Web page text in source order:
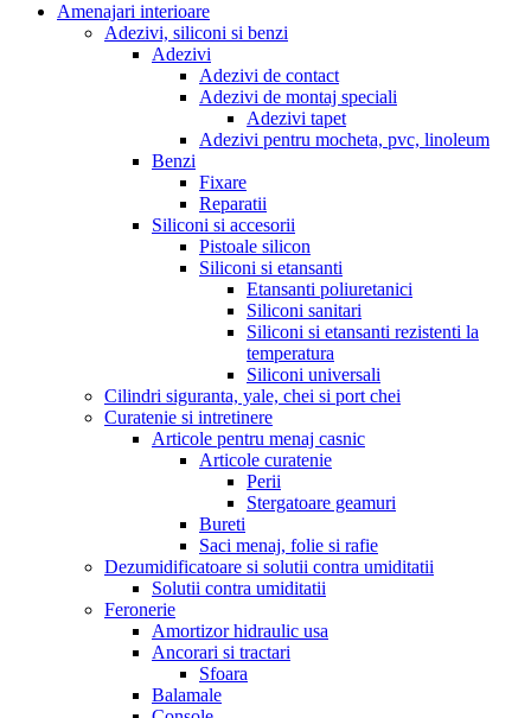
Amenajari interioare
Adezivi, siliconi si benzi
Adezivi
Adezivi de contact
Adezivi de montaj speciali
Adezivi tapet
Adezivi pentru mocheta, pvc, linoleum
Benzi
Fixare
Reparatii
Siliconi si accesorii
Pistoale silicon
Siliconi si etansanti
Etansanti poliuretanici
Siliconi sanitari
Siliconi si etansanti rezistenti la
temperatura
Siliconi universali
Cilindri siguranta, yale, chei si port chei
Curatenie si intretinere
Articole pentru menaj casnic
Articole curatenie
Perii
Stergatoare geamuri
Bureti
Saci menaj, folie si rafie
Dezumidificatoare si solutii contra umiditatii
Solutii contra umiditatii
Feronerie
Amortizor hidraulic usa
Ancorari si tractari
Sfoara
Balamale